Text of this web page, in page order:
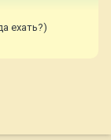
ехать?)